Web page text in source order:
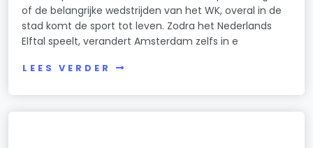
of de belangrijke wedstrijden van het WK, overal in de
stad komt de sport tot leven. Zodra het Nederlands
Elftal speelt, verandert Amsterdam zelfs in e
LEES VERDER